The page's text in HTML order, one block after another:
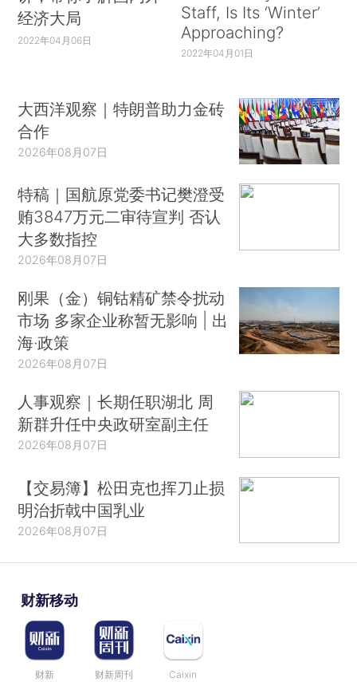
经济大局
2022年04月06日
Staff, Is Its ‘Winter’
Approaching?
2022年04月01日
大西洋观察｜特朗普助力金砖
合作
2026年08月07日
特稿｜国航原党委书记樊澄受
贿3847万元二审待宣判 否认
大多数指控
2026年08月07日
刚果（金）铜钴精矿禁令扰动
市场 多家企业称暂无影响 | 出
海·政策
2026年08月07日
人事观察｜长期任职湖北 周
新群升任中央政研室副主任
2026年08月07日
【交易簿】松田克也挥刀止损
明治折戟中国乳业
2026年08月07日
财新移动
财新 财新周刊 Caixin